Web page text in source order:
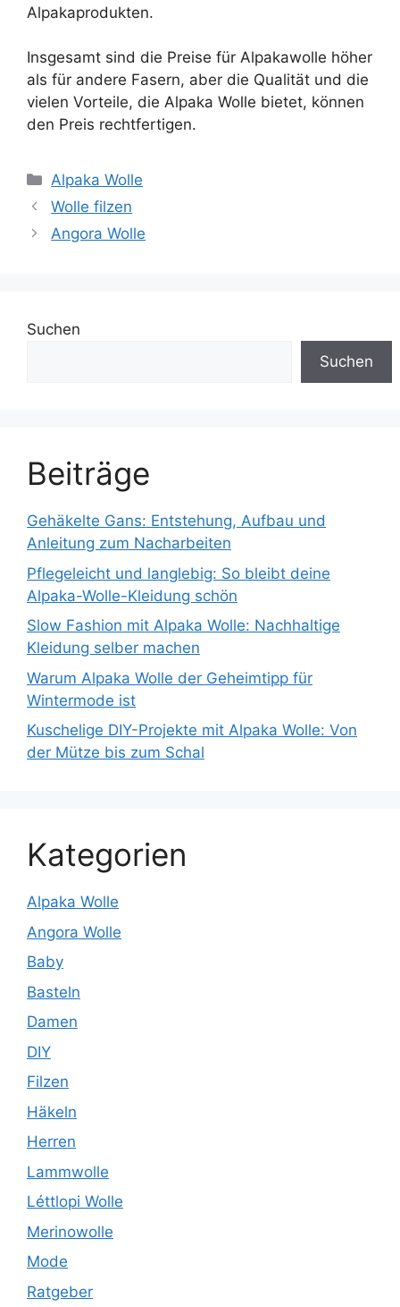
Alpakaprodukten.
Insgesamt sind die Preise für Alpakawolle höher
als für andere Fasern, aber die Qualität und die
vielen Vorteile, die Alpaka Wolle bietet, können
den Preis rechtfertigen.
Kategorien
Alpaka Wolle
Wolle filzen
Angora Wolle
Suchen
Suchen
Beiträge
Gehäkelte Gans: Entstehung, Aufbau und
Anleitung zum Nacharbeiten
Pflegeleicht und langlebig: So bleibt deine
Alpaka-Wolle-Kleidung schön
Slow Fashion mit Alpaka Wolle: Nachhaltige
Kleidung selber machen
Warum Alpaka Wolle der Geheimtipp für
Wintermode ist
Kuschelige DIY-Projekte mit Alpaka Wolle: Von
der Mütze bis zum Schal
Kategorien
Alpaka Wolle
Angora Wolle
Baby
Basteln
Damen
DIY
Filzen
Häkeln
Herren
Lammwolle
Léttlopi Wolle
Merinowolle
Mode
Ratgeber